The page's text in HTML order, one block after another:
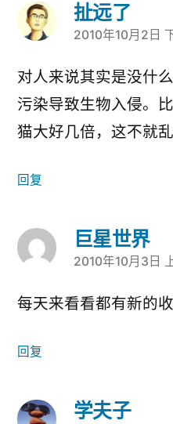
扯远了
说：
2010年10月2日
对人来说其实是没什
污染导致生物入侵。
猫大好几倍，这不就
回复
巨星世界
说：
2010年10月3日
每天来看看都有新的
回复
学夫子